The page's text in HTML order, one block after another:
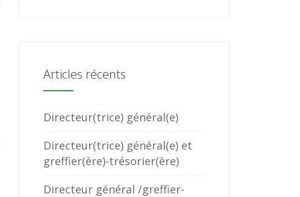
Articles récents
Directeur(trice) général(e)
Directeur(trice) général(e) et
greffier(ère)-trésorier(ère)
Directeur général /greffier-